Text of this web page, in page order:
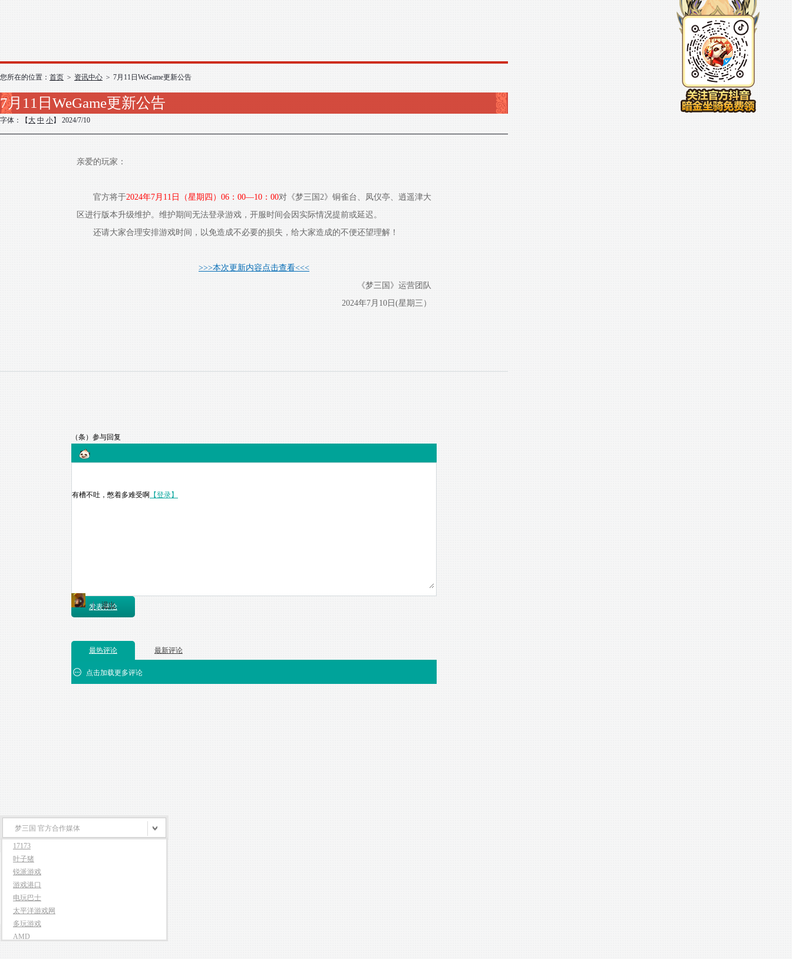
您所在的位置： 首页 > 资讯中心 > 7月11日WeGame更新公告
7月11日WeGame更新公告
字体：【大 中 小】 2024/7/10
亲爱的玩家：
官方将于2024年7月11日（星期四）06：00—10：00对《梦三国2》铜雀台、凤仪亭、逍遥津大
区进行版本升级维护。维护期间无法登录游戏，开服时间会因实际情况提前或延迟。
还请大家合理安排游戏时间，以免造成不必要的损失，给大家造成的不便还望理解！
>>>本次更新内容点击查看<<<
《梦三国》运营团队
2024年7月10日(星期三）
（条） 参与回复
有槽不吐，憋着多难受啊 【登录】
发表评论
退出
最热评论 最新评论
点击加载更多评论
梦三国 官方合作媒体
17173
叶子猪
锐派游戏
游戏港口
电玩巴士
太平洋游戏网
多玩游戏
AMD